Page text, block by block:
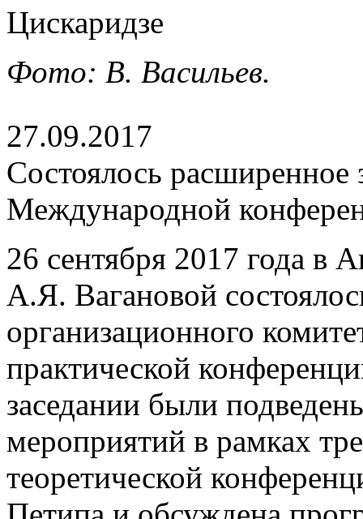
Фото: В. Васильев.
27.09.2017
Состоялось расширенное
Международной
26 сентября 2017 года в
А.Я. Вагановой
организационного
практической
заседании были
мероприятий в рамках
теоретической